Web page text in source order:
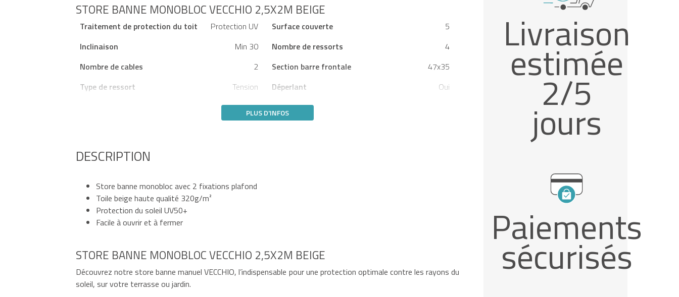
STORE BANNE MONOBLOC VECCHIO 2,5X2M BEIGE
Traitement de protection du toit Protection UV Surface couverte
5
Inclinaison
Min 30 Nombre de ressorts
4
Nombre de cables
2 Section barre frontale
47x35
Type de ressort
Tension Déperlant Oui
PLUS D'INFOS
DESCRIPTION
Store banne monobloc avec 2 fixations plafond
Toile beige haute qualité 320g/m²
Protection du soleil UV50+
Facile à ouvrir et à fermer
STORE BANNE MONOBLOC VECCHIO 2,5X2M BEIGE
Découvrez notre store banne manuel VECCHIO, l’indispensable pour une protection optimale contre les rayons du
soleil, sur votre terrasse ou jardin.
Livraison
estimée
2/5
jours
Paiements
sécurisés